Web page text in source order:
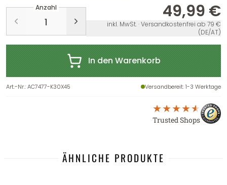
Anzahl 49,99 €
inkl. MwSt. · Versandkostenfrei ab 79 €
(DE/AT)
In den Warenkorb
Art.-Nr.:AC7477-K30X45 Versandbereit: 1-3 Werktage
Trusted Shops
ÄHNLICHE PRODUKTE